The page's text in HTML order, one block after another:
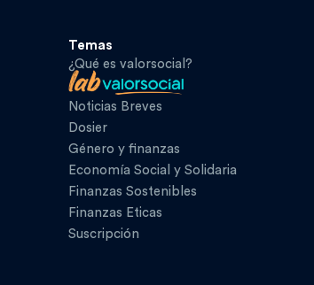
Temas
¿Qué es valorsocial?
Noticias Breves
Dosier
Género y finanzas
Economía Social y Solidaria
Finanzas Sostenibles
Finanzas Eticas
Suscripción